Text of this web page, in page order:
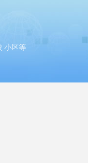
小区等